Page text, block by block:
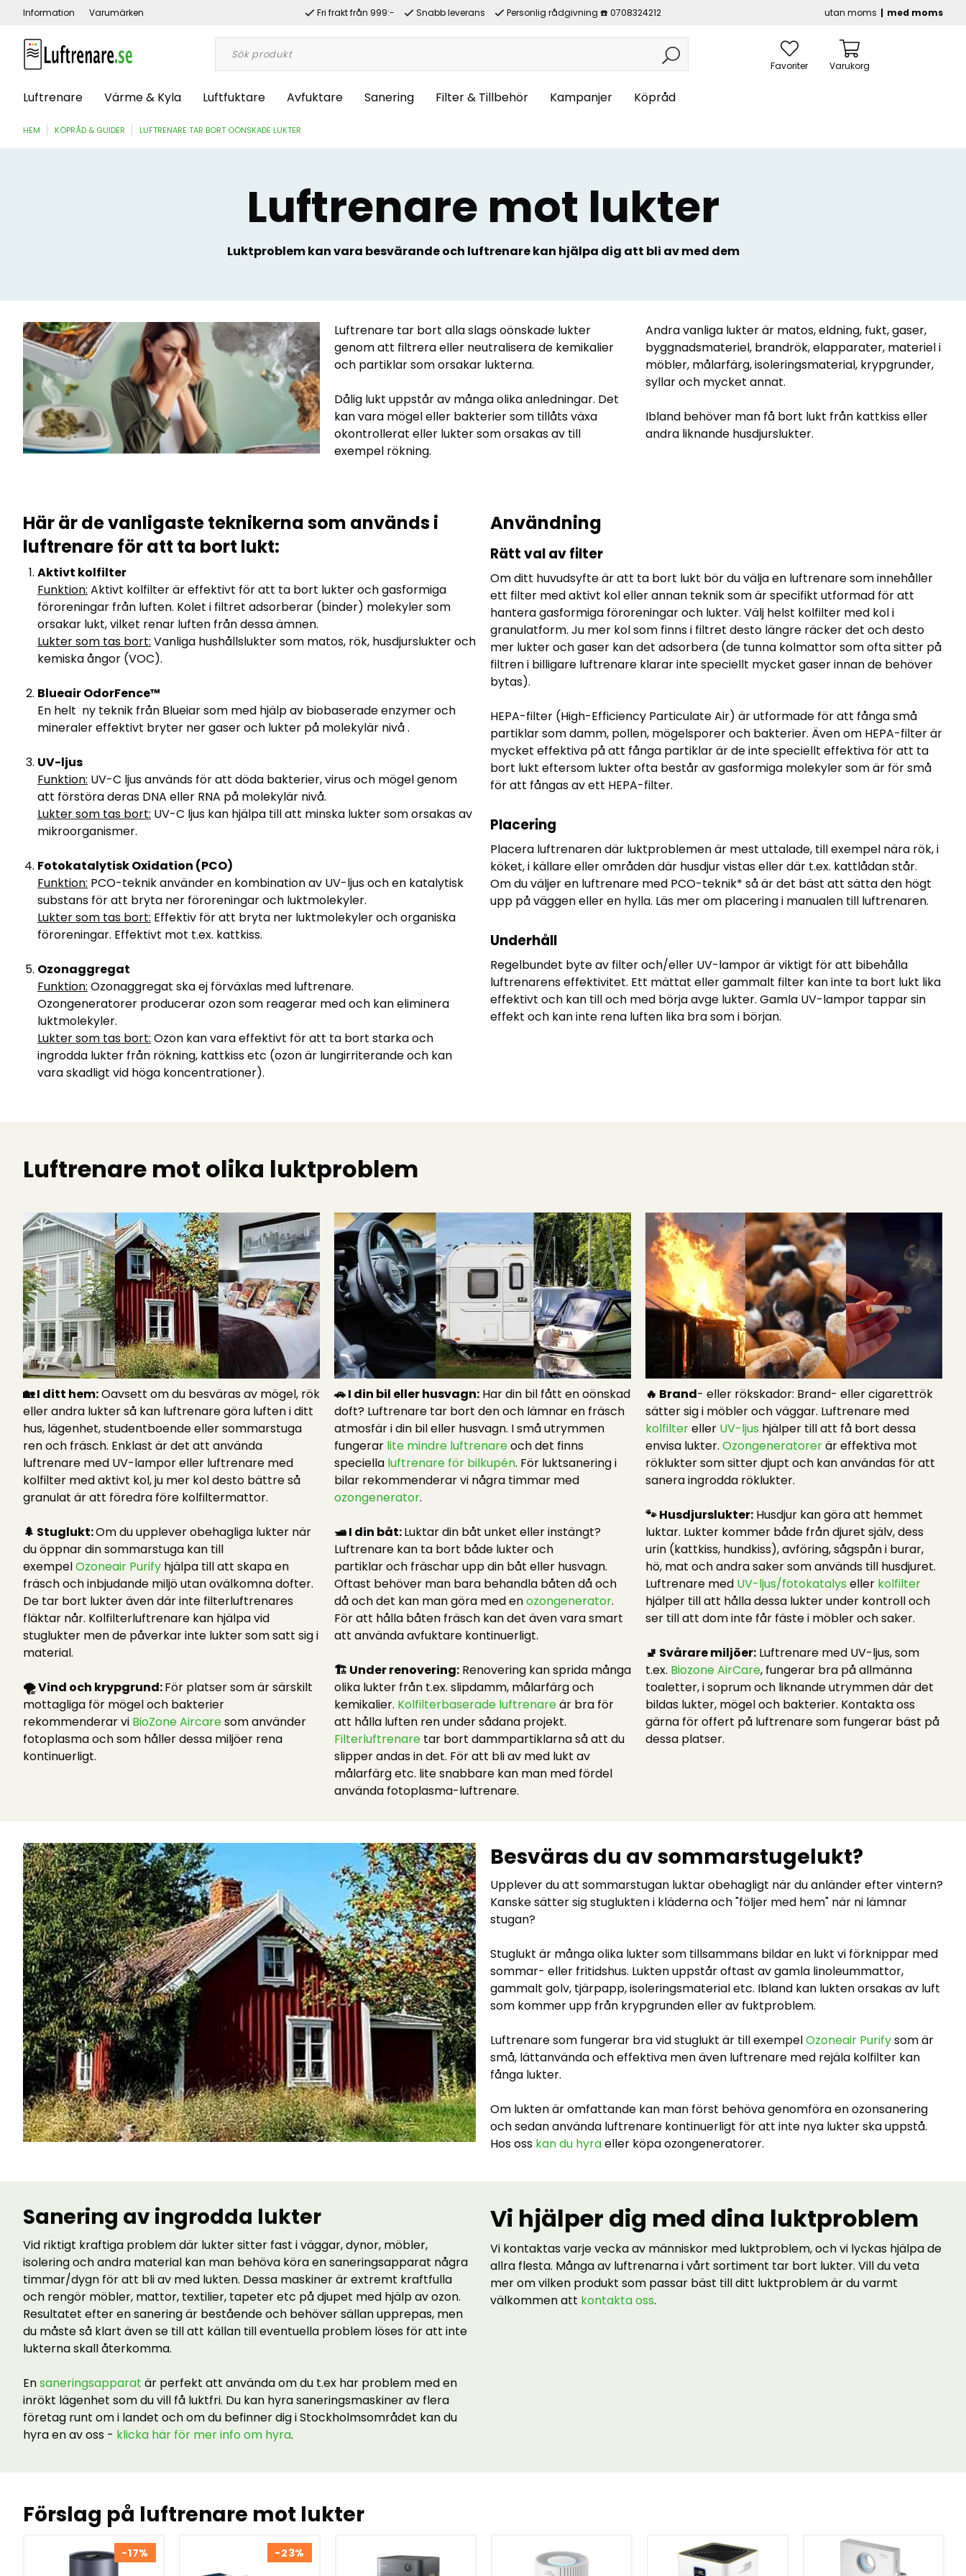
utan moms med moms
Information Varumärken Fri frakt från 999:- Snabb leverans Personlig rådgivning ☎️ 0708324212
Favoriter Varukorg
Luftrenare Värme & Kyla Luftfuktare Avfuktare Sanering Filter & Tillbehör Kampanjer Köpråd
HEM KÖPRÅD & GUIDER LUFTRENARE TAR BORT OÖNSKADE LUKTER
Luftrenare mot lukter
Luktproblem kan vara besvärande och luftrenare kan hjälpa dig att bli av med dem
Luftrenare tar bort alla slags oönskade lukter
genom att filtrera eller neutralisera de kemikalier
och partiklar som orsakar lukterna.
Dålig lukt uppstår av många olika anledningar. Det
kan vara mögel eller bakterier som tillåts växa
okontrollerat eller lukter som orsakas av till
exempel rökning.
Andra vanliga lukter är matos, eldning, fukt, gaser,
byggnadsmateriel, brandrök, elapparater, materiel i
möbler, målarfärg, isoleringsmaterial, krypgrunder,
syllar och mycket annat.
Ibland behöver man få bort lukt från kattkiss eller
andra liknande husdjurslukter.
Här är de vanligaste teknikerna som används i
luftrenare för att ta bort lukt:
Aktivt kolfilter
Funktion: Aktivt kolfilter är effektivt för att ta bort lukter och gasformiga
föroreningar från luften. Kolet i filtret adsorberar (binder) molekyler som
orsakar lukt, vilket renar luften från dessa ämnen.
Lukter som tas bort: Vanliga hushållslukter som matos, rök, husdjurslukter och
kemiska ångor (VOC).
Blueair OdorFence™
En helt ny teknik från Blueiar som med hjälp av biobaserade enzymer och
mineraler effektivt bryter ner gaser och lukter på molekylär nivå .
UV-ljus
Funktion: UV-C ljus används för att döda bakterier, virus och mögel genom
att förstöra deras DNA eller RNA på molekylär nivå.
Lukter som tas bort: UV-C ljus kan hjälpa till att minska lukter som orsakas av
mikroorganismer.
Fotokatalytisk Oxidation (PCO)
Funktion: PCO-teknik använder en kombination av UV-ljus och en katalytisk
substans för att bryta ner föroreningar och luktmolekyler.
Lukter som tas bort: Effektiv för att bryta ner luktmolekyler och organiska
föroreningar. Effektivt mot t.ex. kattkiss.
Ozonaggregat
Funktion: Ozonaggregat ska ej förväxlas med luftrenare.
Ozongeneratorer producerar ozon som reagerar med och kan eliminera
luktmolekyler.
Lukter som tas bort: Ozon kan vara effektivt för att ta bort starka och
ingrodda lukter från rökning, kattkiss etc (ozon är lungirriterande och kan
vara skadligt vid höga koncentrationer).
Användning
Rätt val av filter
Om ditt huvudsyfte är att ta bort lukt bör du välja en luftrenare som innehåller
ett filter med aktivt kol eller annan teknik som är specifikt utformad för att
hantera gasformiga föroreningar och lukter. Välj helst kolfilter med kol i
granulatform. Ju mer kol som finns i filtret desto längre räcker det och desto
mer lukter och gaser kan det adsorbera (de tunna kolmattor som ofta sitter på
filtren i billigare luftrenare klarar inte speciellt mycket gaser innan de behöver
bytas).
HEPA-filter (High-Efficiency Particulate Air) är utformade för att fånga små
partiklar som damm, pollen, mögelsporer och bakterier. Även om HEPA-filter är
mycket effektiva på att fånga partiklar är de inte speciellt effektiva för att ta
bort lukt eftersom lukter ofta består av gasformiga molekyler som är för små
för att fångas av ett HEPA-filter.
Placering
Placera luftrenaren där luktproblemen är mest uttalade, till exempel nära rök, i
köket, i källare eller områden där husdjur vistas eller där t.ex. kattlådan står.
Om du väljer en luftrenare med PCO-teknik* så är det bäst att sätta den högt
upp på väggen eller en hylla. Läs mer om placering i manualen till luftrenaren.
Underhåll
Regelbundet byte av filter och/eller UV-lampor är viktigt för att bibehålla
luftrenarens effektivitet. Ett mättat eller gammalt filter kan inte ta bort lukt lika
effektivt och kan till och med börja avge lukter. Gamla UV-lampor tappar sin
effekt och kan inte rena luften lika bra som i början.
Luftrenare mot olika luktproblem
🏡 I ditt hem:Oavsett om du besväras av mögel, rök
eller andra lukter så kan luftrenare göra luften i ditt
hus, lägenhet, studentboende eller sommarstuga
ren och fräsch. Enklast är det att använda
luftrenare med UV-lampor eller luftrenare med
kolfilter med aktivt kol, ju mer kol desto bättre så
granulat är att föredra före kolfiltermattor.
🌲 Stuglukt:Om du upplever obehagliga lukter när
du öppnar din sommarstuga kan till
exempelOzoneair Purify hjälpa till att skapa en
fräsch och inbjudande miljö utan ovälkomna dofter.
De tar bort lukter även där inte filterluftrenares
fläktar når. Kolfilterluftrenare kan hjälpa vid
stuglukter men de påverkar inte lukter som satt sig i
material.
🌪️ Vind och krypgrund:För platser som är särskilt
mottagliga för mögel och bakterier
rekommenderar vi BioZone Aircaresom använder
fotoplasma och som håller dessa miljöer rena
kontinuerligt.
🚗 I din bil eller husvagn: Har din bil fått en oönskad
doft? Luftrenare tar bort den och lämnar en fräsch
atmosfär i din bil eller husvagn. I små utrymmen
fungerar lite mindre luftrenareoch det finns
speciella luftrenare för bilkupén. För luktsanering i
bilar rekommenderar vi några timmar med
ozongenerator.
🛥️ I din båt:Luktar din båt unket eller instängt?
Luftrenare kan ta bort både lukter och
partiklar och fräschar upp din båt eller husvagn.
Oftast behöver man bara behandla båten då och
då och det kan man göra med enozongenerator.
För att hålla båten fräsch kan det även vara smart
att använda avfuktare kontinuerligt.
🏗️ Under renovering: Renovering kan sprida många
olika lukter från t.ex. slipdamm, målarfärg och
kemikalier. Kolfilterbaserade luftrenareär bra för
att hålla luften ren under sådana projekt.
Filterluftrenare tar bort dammpartiklarna så att du
slipper andas in det. För att bli av med lukt av
målarfärg etc. lite snabbare kan man med fördel
använda fotoplasma-luftrenare.
🔥 Brand- eller rökskador: Brand- eller cigarettrök
sätter sig i möbler och väggar. Luftrenare med
kolfiltereller UV-ljus hjälper till att få bort dessa
envisa lukter. Ozongeneratorerär effektiva mot
röklukter som sitter djupt och kan användas för att
sanera ingrodda röklukter.
🐾 Husdjurslukter: Husdjur kan göra att hemmet
luktar. Lukter kommer både från djuret själv, dess
urin (kattkiss, hundkiss), avföring, sågspån i burar,
hö, mat och andra saker som används till husdjuret.
Luftrenare med UV-ljus/fotokatalys eller kolfilter
hjälper till att hålla dessa lukter under kontroll och
ser till att dom inte får fäste i möbler och saker.
🚽 Svårare miljöer: Luftrenare med UV-ljus, som
t.ex. Biozone AirCare, fungerar bra på allmänna
toaletter, i soprum och liknande utrymmen där det
bildas lukter, mögel och bakterier. Kontakta oss
gärna för offert på luftrenare som fungerar bäst på
dessa platser.
Besväras du av sommarstugelukt?
Upplever du att sommarstugan luktar obehagligt när du anländer efter vintern?
Kanske sätter sig stuglukten i kläderna och "följer med hem" när ni lämnar
stugan?
Stuglukt är många olika lukter som tillsammans bildar en lukt vi förknippar med
sommar- eller fritidshus. Lukten uppstår oftast av gamla linoleummattor,
gammalt golv, tjärpapp, isoleringsmaterial etc. Ibland kan lukten orsakas av luft
som kommer upp från krypgrunden eller av fuktproblem.
Luftrenare som fungerar bra vid stuglukt är till exempelOzoneair Purifysom är
små, lättanvända och effektiva men även luftrenare med rejäla kolfilter kan
fånga lukter.
Om lukten är omfattande kan man först behöva genomföra en ozonsanering
och sedan använda luftrenare kontinuerligt för att inte nya lukter ska uppstå.
Hos oss kan du hyraeller köpa ozongeneratorer.
Sanering av ingrodda lukter
Vid riktigt kraftiga problem där lukter sitter fast i väggar, dynor, möbler,
isolering och andra material kan man behöva köra en saneringsapparat några
timmar/dygn för att bli av med lukten. Dessa maskiner är extremt kraftfulla
och rengör möbler, mattor, textilier, tapeter etc på djupet med hjälp av ozon.
Resultatet efter en sanering är bestående och behöver sällan upprepas, men
du måste så klart även se till att källan till eventuella problem löses för att inte
lukterna skall återkomma.
Ensaneringsapparat är perfekt att använda om du t.ex har problem med en
inrökt lägenhet som du vill få luktfri. Du kan hyra saneringsmaskiner av flera
företag runt om i landet och om du befinner dig i Stockholmsområdet kan du
hyra en av oss - klicka här för mer info om hyra.
Vi hjälper dig med dina luktproblem
Vi kontaktas varje vecka av människor med luktproblem, och vi lyckas hjälpa de
allra flesta. Många av luftrenarna i vårt sortiment tar bort lukter. Vill du veta
mer om vilken produkt som passar bäst till ditt luktproblem är du varmt
välkommen att kontakta oss.
Förslag på luftrenare mot lukter
-17% -23%